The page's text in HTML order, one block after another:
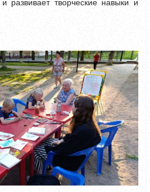
развивает творческие навыки и